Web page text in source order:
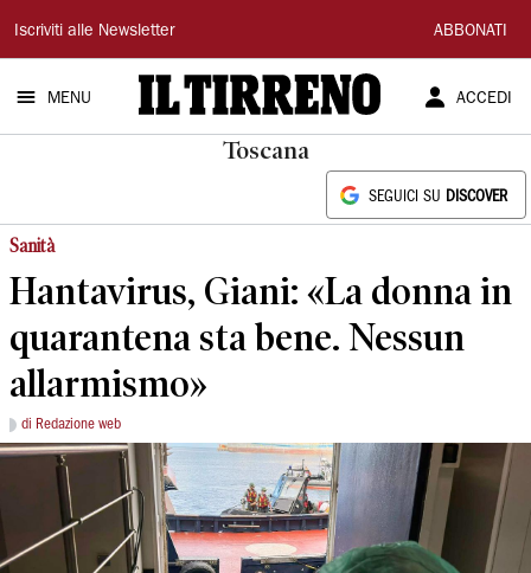
Il
Tirreno
Iscriviti alle Newsletter ABBONATI
MENU ACCEDI
Toscana
SEGUICI SU DISCOVER
Sanità
Hantavirus, Giani: «La donna in
quarantena sta bene. Nessun
allarmismo»
di Redazione web